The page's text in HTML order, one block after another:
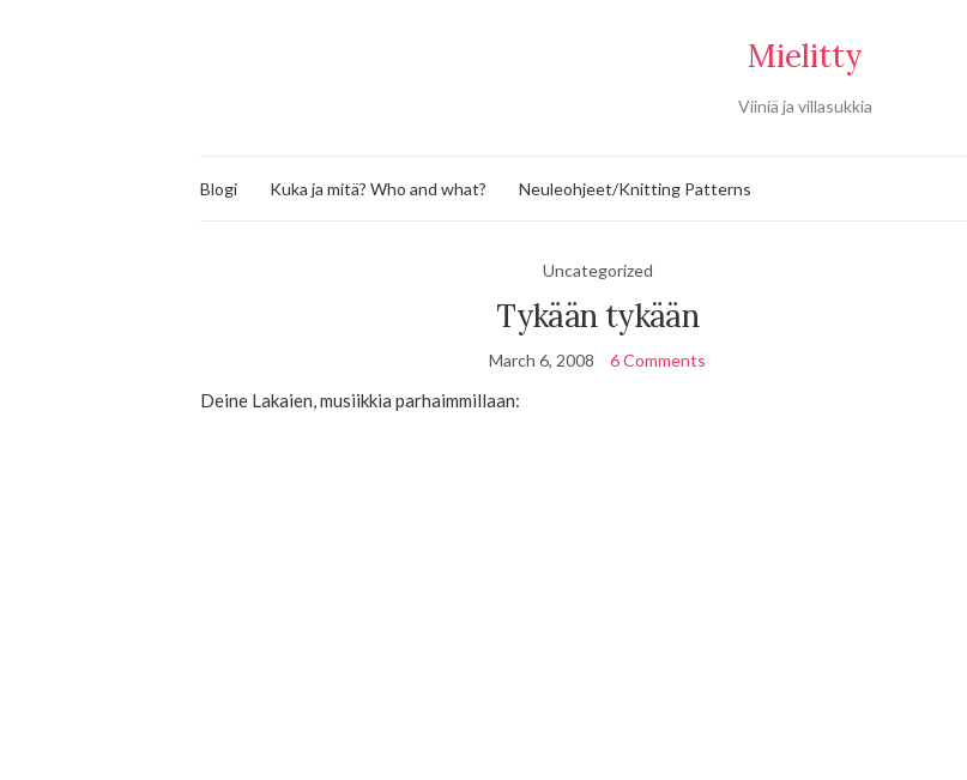
Mielitty
Viiniä ja villasukkia
Blogi Kuka ja mitä? Who and what? Neuleohjeet/Knitting Patterns
Uncategorized
Tykään tykään
March 6, 2008 6 Comments
Deine Lakaien, musiikkia parhaimmillaan: